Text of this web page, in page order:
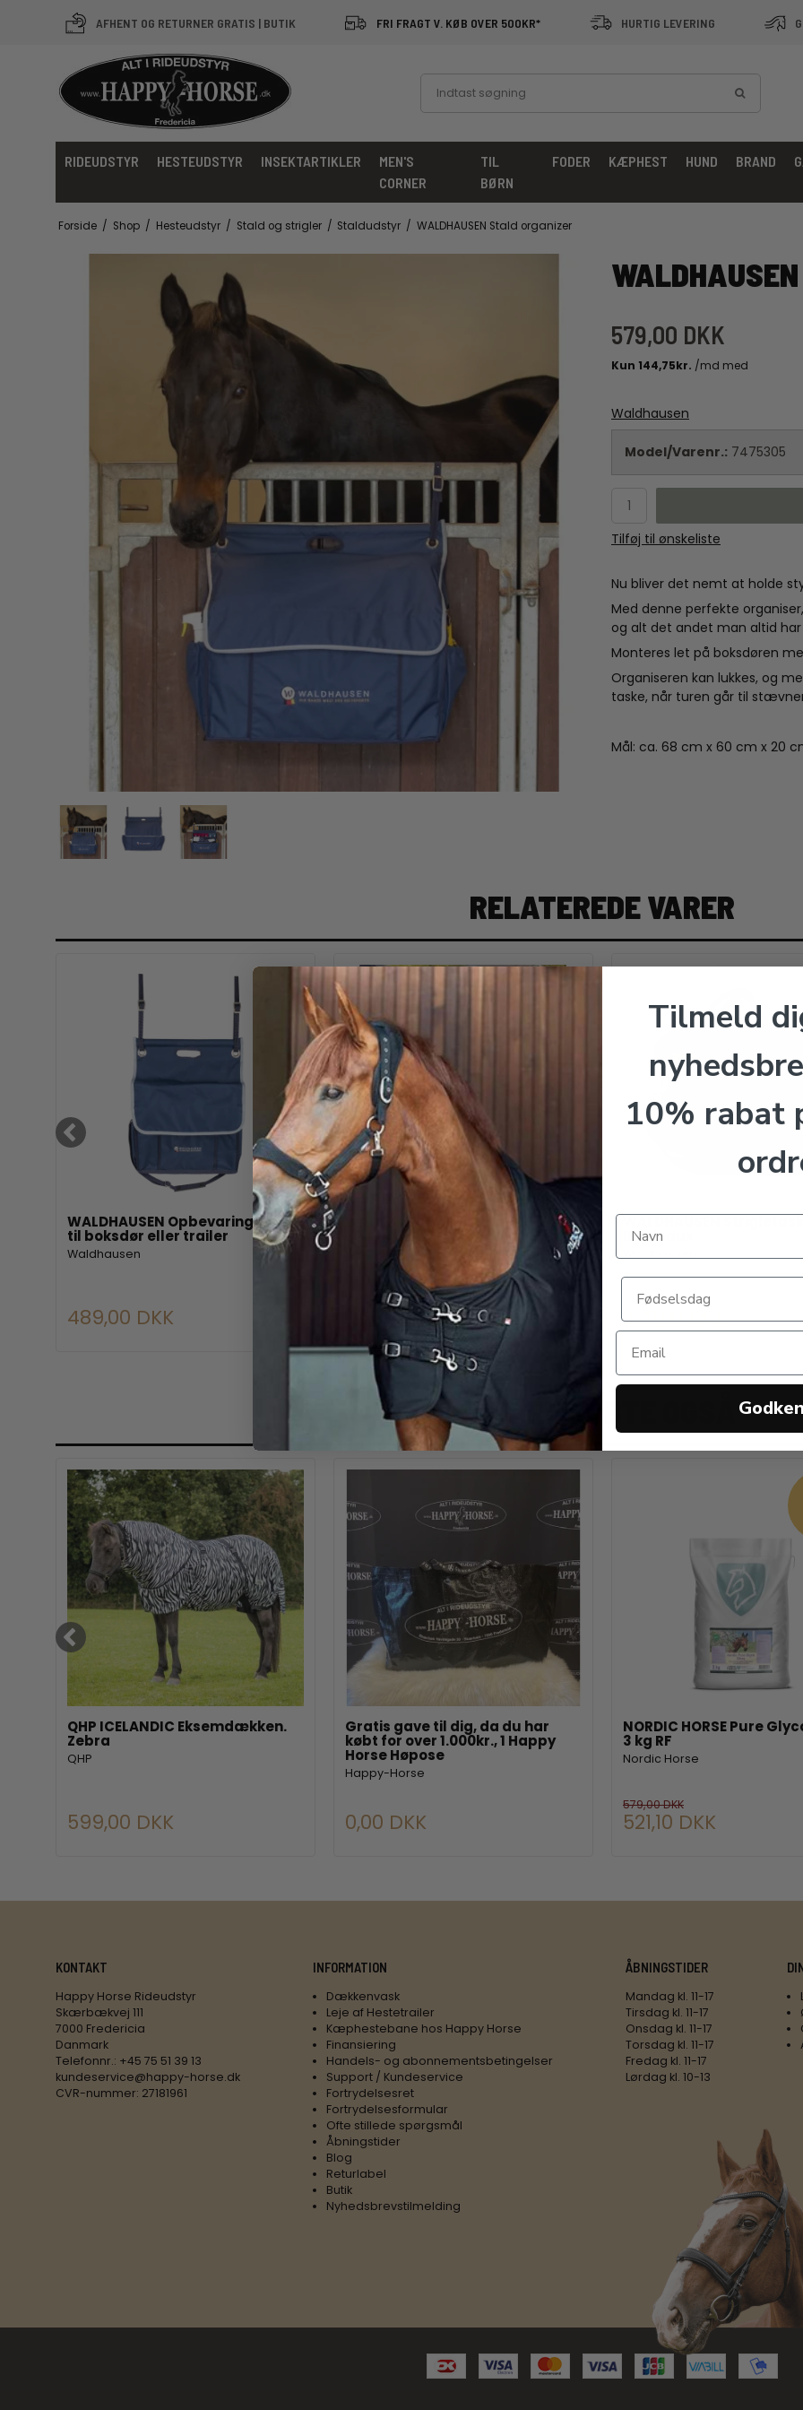
AFHENT OG RETURNER GRATIS | BUTIK FRI FRAGT V. KØB OVER 500KR* HURTIG LEVERING
RIDEUDSTYR HESTEUDSTYR INSEKTARTIKLER
MEN'S
CORNER
TIL
BØRN
FODER KÆPHEST HUND BRAND
Forside / Shop / Hesteudstyr / Stald og strigler / Staldudstyr / WALDHAUSEN Stald organizer
579,00 DKK
Waldhausen
Model/Varenr.: 7475305
Tilføj til ønskeliste
Nu bliver det nemt at holde
Med denne perfekte
og alt det andet man altid
Monteres let på boksdøren
Organiseren kan lukkes, og
taske, når turen går til
Mål: ca. 68 cm x 60 cm x 20
RELATEREDE VARER
WALDHAUSEN Opbevaringstaske
til boksdør eller trailer
Waldhausen
489,00 DKK
WALDHAUSEN Sadelvogn.
Waldhausen
849,00 DKK
WALDHAUSEN
Bordeaux
229,00 DKK
ANDRE KØBTE OGSÅ
QHP ICELANDIC Eksemdækken.
Zebra
QHP
599,00 DKK
Gratis gave til dig, da du har
købt for over 1.000kr., 1 Happy
Horse Høpose
Happy-Horse
0,00 DKK
NORDIC HORSE Pure
3 kg RF
Nordic Horse
579,00 DKK
521,10 DKK
KONTAKT
Happy Horse Rideudstyr
Skærbækvej 111
7000 Fredericia
Danmark
Telefonnr.: +45 75 51 39 13
kundeservice@happy-horse.dk
CVR-nummer: 27181961
INFORMATION
Dækkenvask
Leje af Hestetrailer
Kæphestebane hos Happy Horse
Finansiering
Handels- og abonnementsbetingelser
Support / Kundeservice
Fortrydelsesret
Fortrydelsesformular
Ofte stillede spørgsmål
Åbningstider
Blog
Returlabel
Butik
Nyhedsbrevstilmelding
ÅBNINGSTIDER
Mandag kl. 11-17
Tirsdag kl. 11-17
Onsdag kl. 11-17
Torsdag kl. 11-17
Fredag kl. 11-17
Lørdag kl. 10-13
Tilmeld
10% rabat